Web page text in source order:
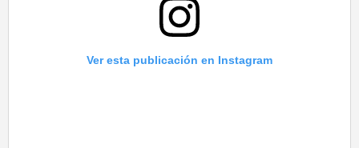
Ver esta publicación en Instagram